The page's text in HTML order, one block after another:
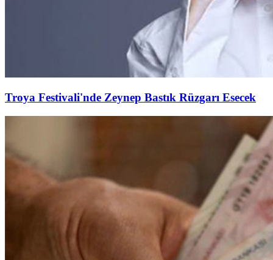
Troya Festivali'nde Zeynep Bastık Rüzgarı Esecek